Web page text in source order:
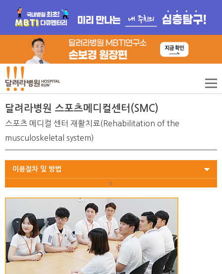
달려라병원 스포츠메디컬센터(SMC)
스포츠 메디컬 센터 재활치료(Rehabilitation of the
musculoskeletal system)
이용절차 및 방법
s